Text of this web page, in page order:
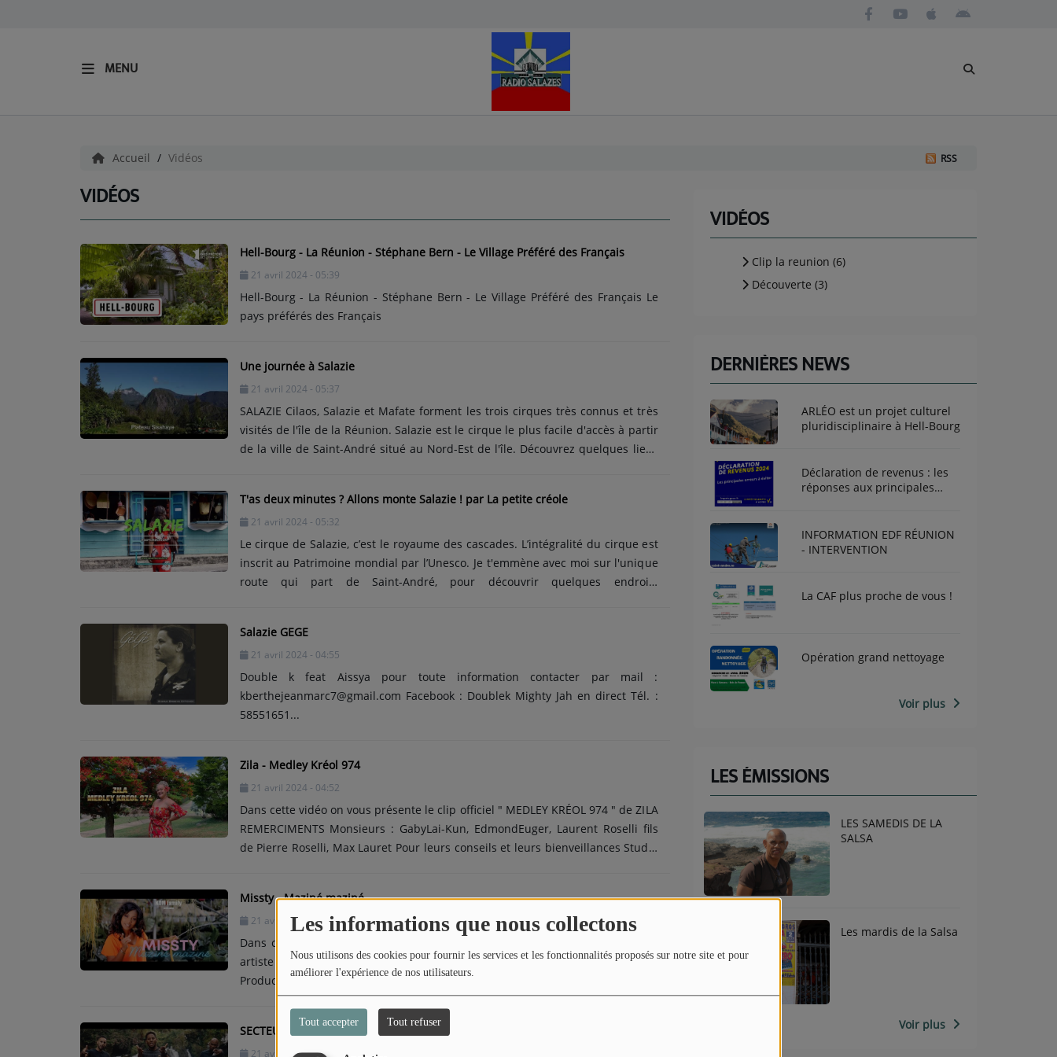
Les informations que nous collectons
Nous utilisons des cookies pour fournir les services et les fonctionnalités proposés sur notre site et pour
améliorer l'expérience de nos utilisateurs.
Tout accepter Tout refuser
MENU
Nos Fréquences
Accueil Vidéos RSS
VIDÉOS
Hell-Bourg - La Réunion - Stéphane Bern - Le Village Préféré des Français
21 avril 2024 - 05:39
Hell-Bourg - La Réunion - Stéphane Bern - Le Village Préféré des Français Le
pays préférés des Français
Une journée à Salazie
21 avril 2024 - 05:37
SALAZIE Cilaos, Salazie et Mafate forment les trois cirques très connus et très
visités de l'île de la Réunion. Salazie est le cirque le plus facile d'accès à partir
de la ville de Saint-André situé au Nord-Est de l'île. Découvrez quelques lieux
T'as deux minutes ? Allons monte Salazie ! par La petite créole
21 avril 2024 - 05:32
Le cirque de Salazie, c’est le royaume des cascades. L’intégralité du cirque est
inscrit au Patrimoine mondial par l’Unesco. Je t'emmène avec moi sur l'unique
route qui part de Saint-André, pour découvrir quelques endroits
sur les réseaux sociaux: I N S T A G R A M : / lapetitecreole F A C E B O O K :
Salazie GEGE
21 avril 2024 - 04:55
Double k feat Aissya pour toute information contacter par mail :
kberthejeanmarc7@gmail.com Facebook : Doublek Mighty Jah en direct Tél. :
58551651...
Zila - Medley Kréol 974
21 avril 2024 - 04:52
Dans cette vidéo on vous présente le clip officiel " MEDLEY KRÉOL 974 " de ZILA
REMERCIMENTS Monsieurs : GabyLai-Kun, EdmondEuger, Laurent Roselli fils
de Pierre Roselli, Max Lauret Pour leurs conseils et leurs bienveillances Studio
Missty - Maziné maziné
21 avril 2024 - 04:50
Dans cette vidéo on vous présente le clip officiel "Maziné maziné" de notre
artiste Missty. A/C : Karen Techer. Arr : Olivier Brique. Edts : Mustapha BAHDI.
Production : KDM family. Réalisation : N’Rick. Chœurs : Daisy Mohamad.
Technicien son : Samuel Henri
SECTEUR 410 - HERITAZ
21 avril 2024 - 04:46
VIDÉOS
Clip la reunion (6)
Découverte (3)
DERNIÈRES NEWS
ARLÉO est un projet culturel
pluridisciplinaire à Hell-Bourg
Déclaration de revenus : les
réponses aux principales
INFORMATION EDF RÉUNION
- INTERVENTION
La CAF plus proche de vous !
Opération grand nettoyage
Voir plus
LES ÉMISSIONS
LES SAMEDIS DE LA
SALSA
Les mardis de la Salsa
Voir plus